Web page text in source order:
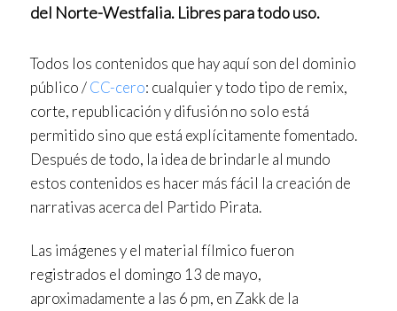
del Norte-Westfalia. Libres para todo uso.
Todos los contenidos que hay aquí son del dominio
público /CC-cero: cualquier y todo tipo de remix,
corte, republicación y difusión no solo está
permitido sino que está explícitamente fomentado.
Después de todo, la idea de brindarle al mundo
estos contenidos es hacer más fácil la creación de
narrativas acerca del Partido Pirata.
Las imágenes y el material fílmico fueron
registrados el domingo 13 de mayo,
aproximadamente a las 6 pm, en Zakk de la